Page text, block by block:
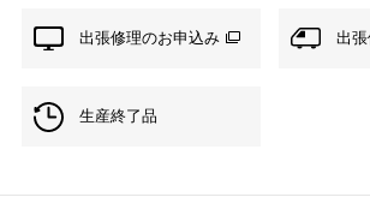
出張修理のお申込み 出
生産終了品